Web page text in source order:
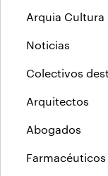
Arquia Cultura
Noticias
Colectivos
Arquitectos
Abogados
Farmacéuticos